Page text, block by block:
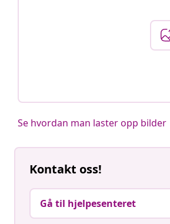
Se hvordan man laster opp bilder
Kontakt oss!
Gå til hjelpesenteret